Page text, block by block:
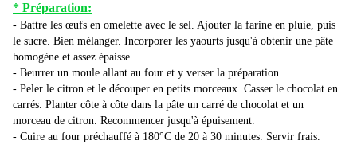
* Préparation:
- Battre les œufs en omelette avec le sel. Ajouter la farine en pluie, puis
le sucre. Bien mélanger. Incorporer les yaourts jusqu'à obtenir une pâte
homogène et assez épaisse.
- Beurrer un moule allant au four et y verser la préparation.
- Peler le citron et le découper en petits morceaux. Casser le chocolat en
carrés. Planter côte à côte dans la pâte un carré de chocolat et un
morceau de citron. Recommencer jusqu'à épuisement.
- Cuire au four préchauffé à 180°C de 20 à 30 minutes. Servir frais.